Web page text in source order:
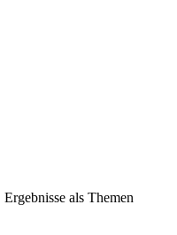
Ergebnisse als Themen